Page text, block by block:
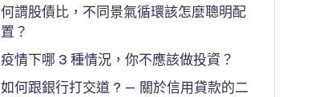
何謂股債比，不同景氣循環該怎麼聰明配
置？
疫情下哪 3 種情況，你不應該做投資？
如何跟銀行打交道 ? — 關於信用貸款的二